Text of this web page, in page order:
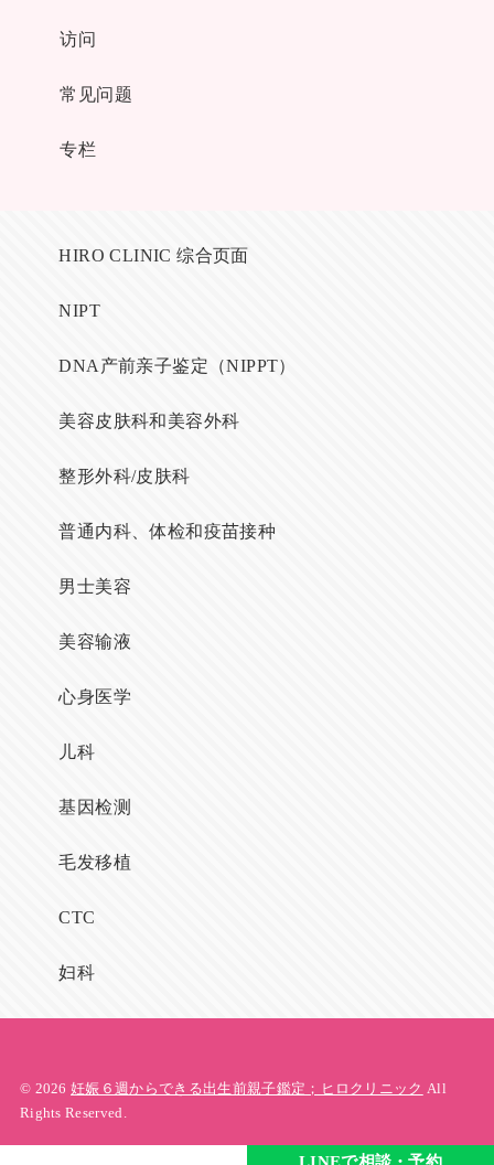
访问
常见问题
专栏
HIRO CLINIC 综合页面
NIPT
DNA产前亲子鉴定（NIPPT）
美容皮肤科和美容外科
整形外科/皮肤科
普通内科、体检和疫苗接种
男士美容
美容输液
心身医学
儿科
基因检测
毛发移植
CTC
妇科
© 2026妊娠６週からできる出生前親子鑑定；ヒロクリニック All
Rights Reserved.